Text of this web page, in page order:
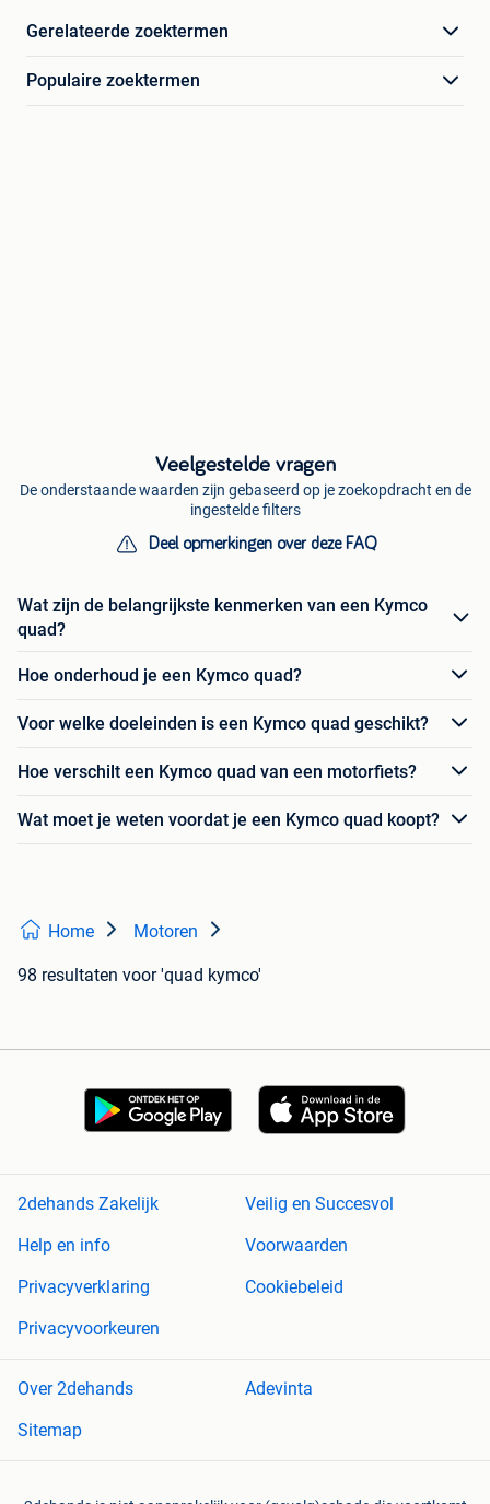
Gerelateerde zoektermen
Populaire zoektermen
Veelgestelde vragen
De onderstaande waarden zijn gebaseerd op je zoekopdracht en de
ingestelde filters
Deel opmerkingen over deze FAQ
Wat zijn de belangrijkste kenmerken van een Kymco
quad?
Hoe onderhoud je een Kymco quad?
Voor welke doeleinden is een Kymco quad geschikt?
Hoe verschilt een Kymco quad van een motorfiets?
Wat moet je weten voordat je een Kymco quad koopt?
Home Motoren
98 resultaten voor 'quad kymco'
2dehands Zakelijk
Veilig en Succesvol
Help en info
Voorwaarden
Privacyverklaring
Cookiebeleid
Privacyvoorkeuren
Over 2dehands
Adevinta
Sitemap